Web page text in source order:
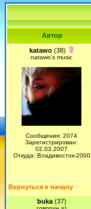
Автор
katawo(38)
natawo's music
Сообщения: 2074
Зарегистрирован:
02.03.2007
Откуда: Владивосток-2000
Вернуться к началу
buka(37)